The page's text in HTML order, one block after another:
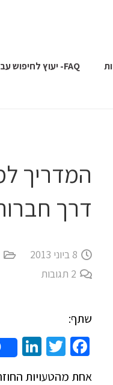
FAQ- יעוץ לחיפוש עבודה וקריירה בהייטק
דרך
8 ביוני 2013
2 תגובות
שתף:
אחת מהטעויות